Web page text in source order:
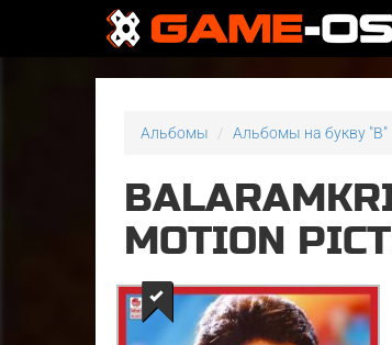
Альбомы Альбомы на букву "B"
MOTION